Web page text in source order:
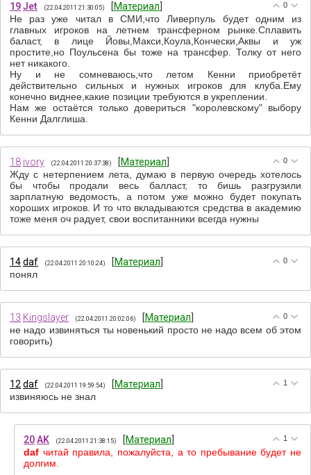
0
19Jet (22.04.2011 21:30:05) [Материал
Не раз уже читал в СМИ,что Ливерпуль будет одним из
главных игроков на летнем трансферном рынке.Сплавить
баласт, в лице Йовы,Макси,Коула,Кончески,Аквы и уж
простите,но Поульсена бы тоже на трансфер. Толку от него
нет никакого.
Ну и не сомневаюсь,что летом Кенни приобретёт
действительно сильных и нужных игроков для клуба.Ему
конечно виднее,какие позиции требуются в укреплении.
Нам же остаётся только довериться "королевскому" выбору
Кенни Далглиша.
0
18 ivory (22.04.2011 20:37:38) [Материал
Жду с нетерпением лета, думаю в первую очередь хотелось
бы чтобы продали весь балласт, то бишь разгрузили
зарплатную ведомость, а потом уже можно будет покупать
хороших игроков. И то что вкладываются средства в академию
тоже меня оч радует, свои воспитанники всегда нужны
0
14daf (22.04.2011 20:10:24) [Материал
понял
0
13 Kingslayer (22.04.2011 20:02:06) [Материал
не надо извиняться ты новенький просто не надо всем об этом
говорить)
1
12 daf (22.04.2011 19:59:54) [Материал
извиняюсь не знал
1
20AK (22.04.2011 21:38:15) [Материал
daf читай правила, пожалуйста, а то пребывание будет не
долгим.